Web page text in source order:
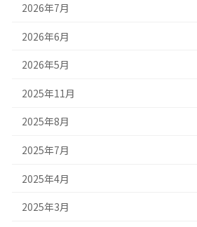
2026年7月
2026年6月
2026年5月
2025年11月
2025年8月
2025年7月
2025年4月
2025年3月